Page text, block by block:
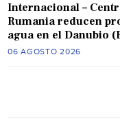
Internacional –
Rumania reducen
agua en el Danubio
06 AGOSTO 2026